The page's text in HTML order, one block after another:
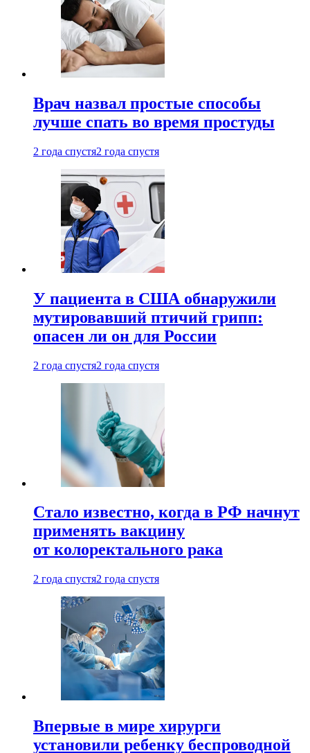
Врач назвал простые способы
лучше спать во время простуды
2 года спустя2 года спустя
У пациента в США обнаружили
мутировавший птичий грипп:
опасен ли он для России
2 года спустя2 года спустя
Стало известно, когда в РФ начнут
применять вакцину
от колоректального рака
2 года спустя2 года спустя
Впервые в мире хирурги
установили ребенку беспроводной